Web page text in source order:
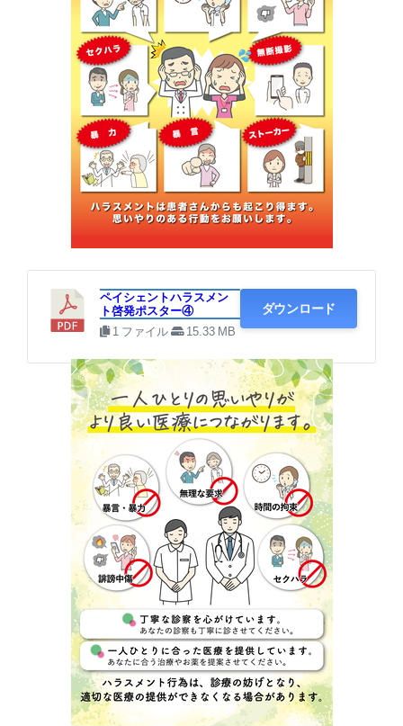
ペイシェントハラスメン
ト啓発ポスター④
1 ファイル
15.33 MB
ダウンロード